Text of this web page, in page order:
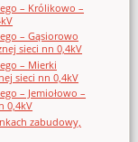
– Królikowo –
– Gąsiorowo
sieci nn 0,4kV
– Mierki
sieci nn 0,4kV
– Jemiołowo –
0,4kV
zabudowy,